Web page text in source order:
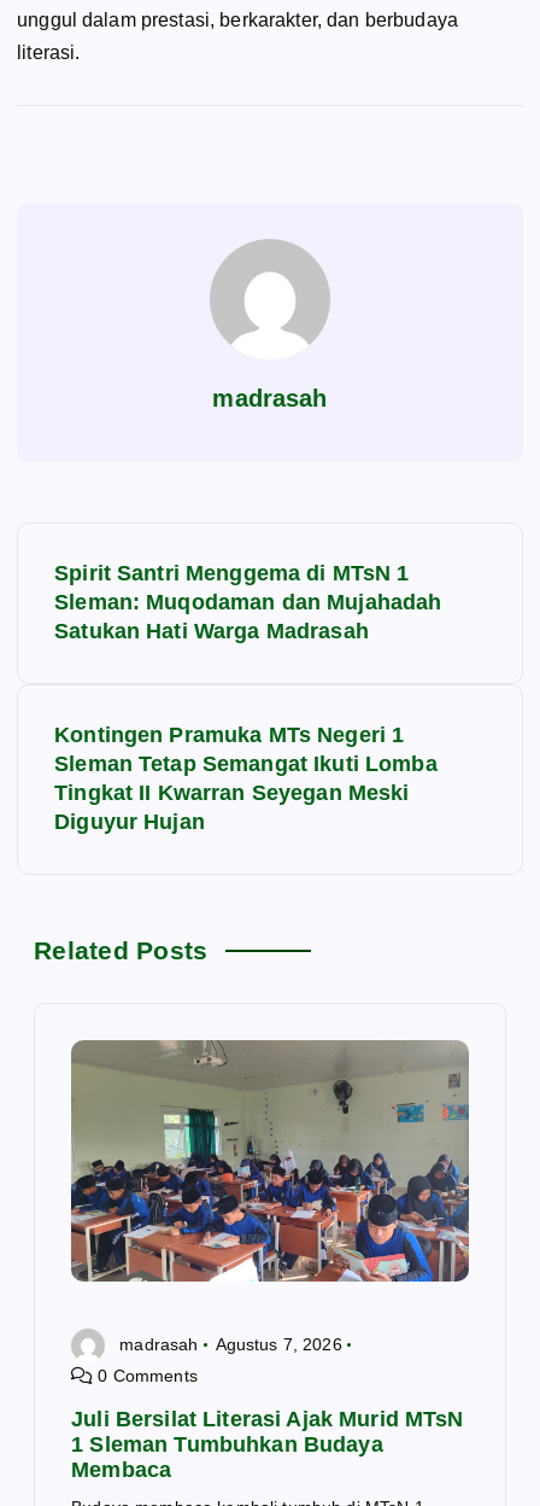
unggul dalam prestasi, berkarakter, dan berbudaya
literasi.
madrasah
Spirit Santri Menggema di MTsN 1
Sleman: Muqodaman dan Mujahadah
Satukan Hati Warga Madrasah
Kontingen Pramuka MTs Negeri 1
Sleman Tetap Semangat Ikuti Lomba
Tingkat II Kwarran Seyegan Meski
Diguyur Hujan
Related Posts
madrasah
Agustus 7, 2026
0 Comments
Juli Bersilat Literasi Ajak Murid MTsN
1 Sleman Tumbuhkan Budaya
Membaca